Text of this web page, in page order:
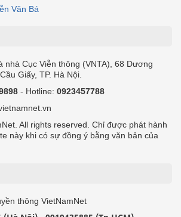
Văn Bá
nhà Cục Viễn thông (VNTA), 68 Dương
Giấy, TP. Hà Nội.
- Hotline: 0923457788
All rights reserved. Chỉ được phát hành
này khi có sự đồng ý bằng văn bản của
thông VietNamNet